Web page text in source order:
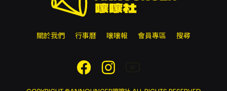
關於我們 行事曆 嚷嚷報 會員專區 搜尋